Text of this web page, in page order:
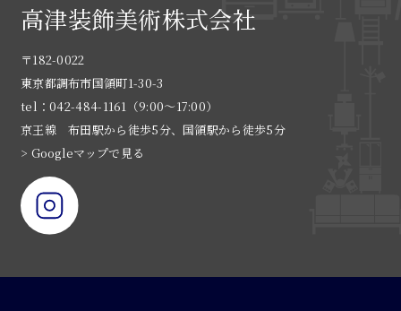
高津装飾美術株式会社
〒182-0022
東京都調布市国領町1-30-3
tel：042-484-1161（9:00〜17:00）
京王線 布田駅から徒歩5分、国領駅から徒歩5分
> Googleマップで見る